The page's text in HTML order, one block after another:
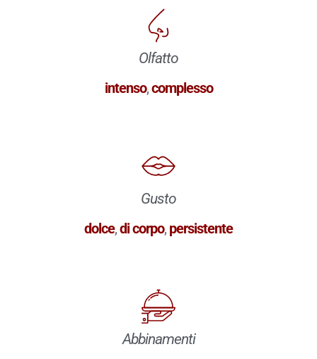
Olfatto
intenso,complesso
Gusto
dolce,di corpo, persistente
Abbinamenti